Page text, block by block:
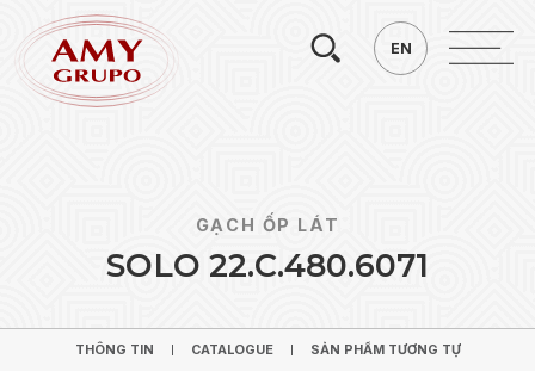
EN
GẠCH ỐP LÁT
SOLO 22.C.480.6071
THÔNG TIN CATALOGUE SẢN PHẨM TƯƠNG TỰ
Tìm